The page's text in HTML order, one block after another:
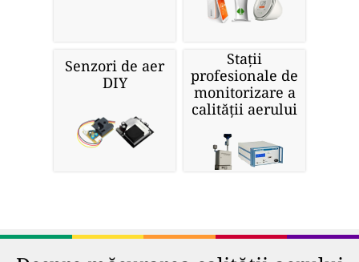
Senzori de aer
DIY
Stații
profesionale de
monitorizare a
calității aerului